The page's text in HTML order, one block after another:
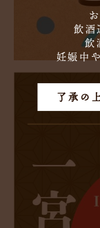
飲酒
飲
妊娠中
了承の